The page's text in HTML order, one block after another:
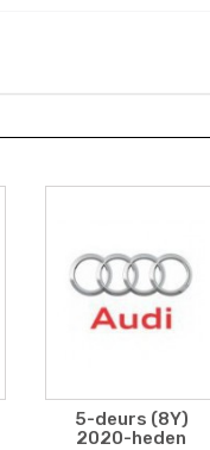
5-deurs (8Y)
2020-heden